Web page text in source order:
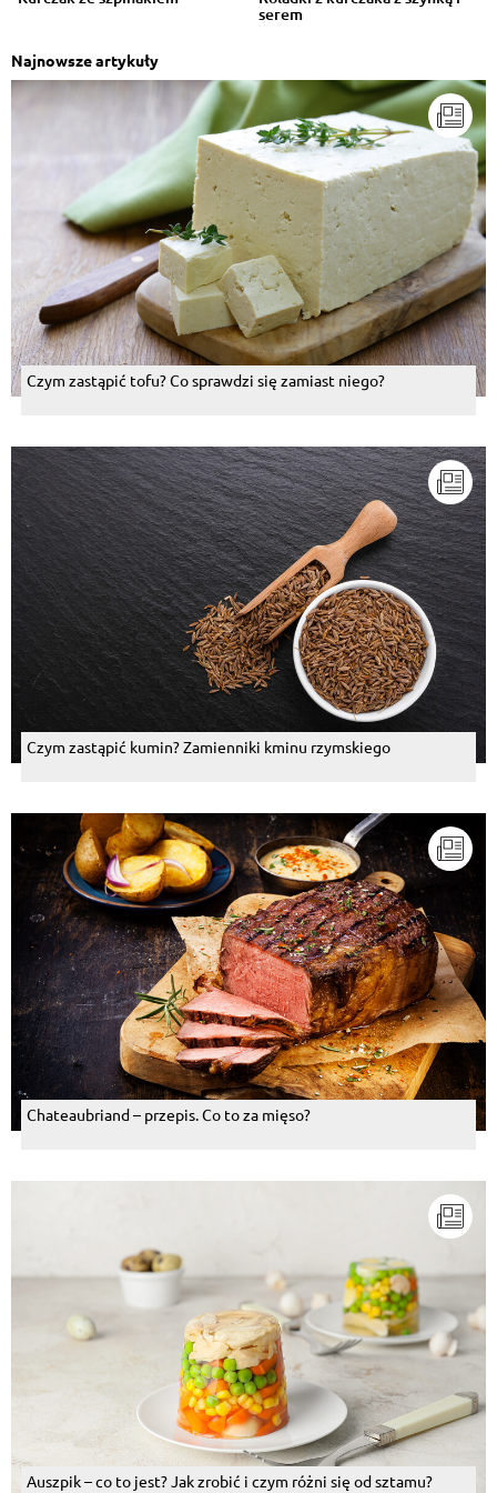
serem
Najnowsze artykuły
Czym zastąpić tofu? Co sprawdzi się zamiast niego?
Czym zastąpić kumin? Zamienniki kminu rzymskiego
Chateaubriand – przepis. Co to za mięso?
Auszpik – co to jest? Jak zrobić i czym różni się od sztamu?